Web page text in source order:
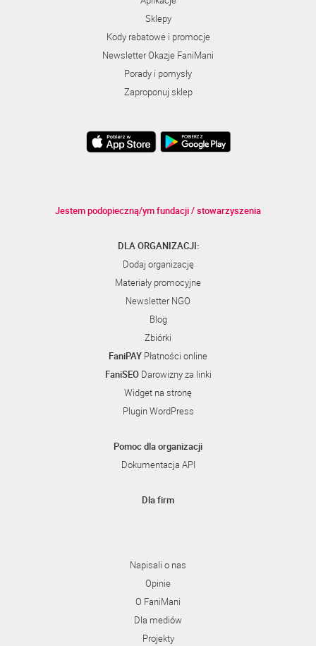
Sklepy
Kody rabatowe i promocje
Newsletter Okazje FaniMani
Porady i pomysły
Zaproponuj sklep
Jestem podopieczną/ym fundacji / stowarzyszenia
DLA ORGANIZACJI:
Dodaj organizację
Materiały promocyjne
Newsletter NGO
Blog
Zbiórki
FaniPAY Płatności online
FaniSEODarowizny za linki
Widget na stronę
Plugin WordPress
Pomoc dla organizacji
Dokumentacja API
Dla firm
Napisali o nas
Opinie
O FaniMani
Dla mediów
Projekty